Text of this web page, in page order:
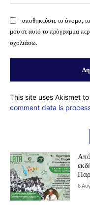
αποθηκεύστε το όνομα,
μου σε αυτό το πρόγραμμα
σχολιάσω.
This site uses Akismet
comment data is
8